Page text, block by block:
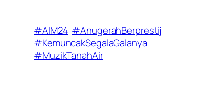
#AIM24 #AnugerahBerprestij
#KemuncakSegalaGalanya
#MuzikTanahAir